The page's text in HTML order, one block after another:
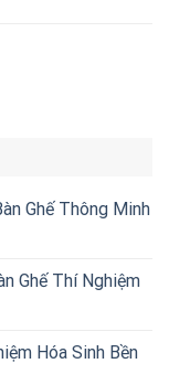
Ghế Thông Minh
Ghế Thí Nghiệm
Hóa Sinh Bền